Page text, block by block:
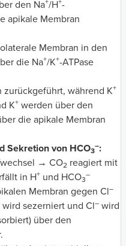
den Na+/H+-
apikale Membran
Membran in den
die Na+/K+-ATPase
zurückgeführt, während K+
K+ werden über den
die apikale Membran
Sekretion von HCO3
–:
→ CO2 reagiert mit
in H+ und HCO3
–
Membran gegen Cl–
wird sezerniert und Cl– wird
über den